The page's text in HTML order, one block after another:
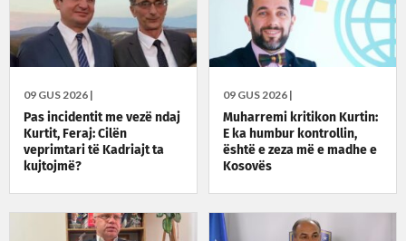
09 GUS 2026 |
Pas incidentit me vezë ndaj
Kurtit, Feraj: Cilën
veprimtari të Kadriajt ta
kujtojmë?
09 GUS 2026 |
Muharremi kritikon Kurtin:
E ka humbur kontrollin,
është e zeza më e madhe e
Kosovës